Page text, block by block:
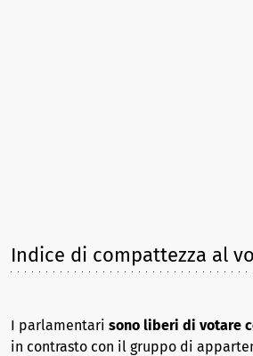
Indice di compattezza al
I parlamentari sono liberi di votare
in contrasto con il gruppo di